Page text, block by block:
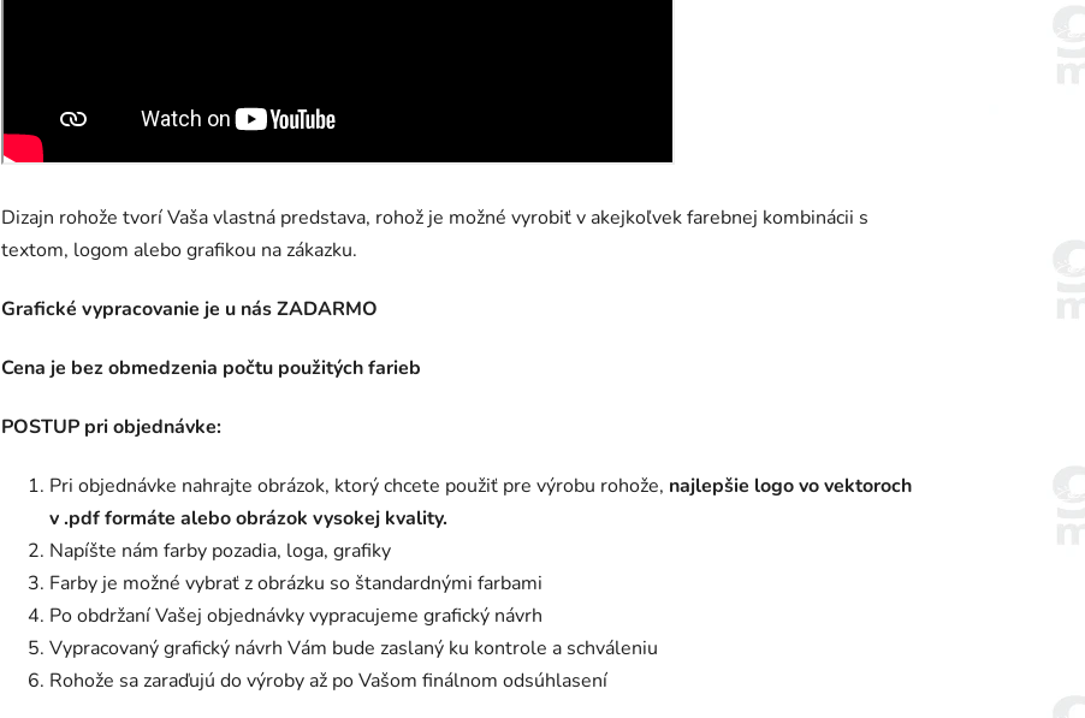
Dizajn rohože tvorí Vaša vlastná predstava, rohož je možné vyrobiť v akejkoľvek farebnej kombinácii s
textom, logom alebo grafikou na zákazku.
Grafické vypracovanie je u nás ZADARMO
Cena je bez obmedzenia počtu použitých farieb
POSTUP pri objednávke:
Pri objednávke nahrajte obrázok, ktorý chcete použiť pre výrobu rohože, najlepšie logo vo vektoroch
v .pdf formáte alebo obrázok vysokej kvality.
Napíšte nám farby pozadia, loga, grafiky
Farby je možné vybrať z obrázku so štandardnými farbami
Po obdržaní Vašej objednávky vypracujeme grafický návrh
Vypracovaný grafický návrh Vám bude zaslaný ku kontrole a schváleniu
Rohože sa zaraďujú do výroby až po Vašom finálnom odsúhlasení